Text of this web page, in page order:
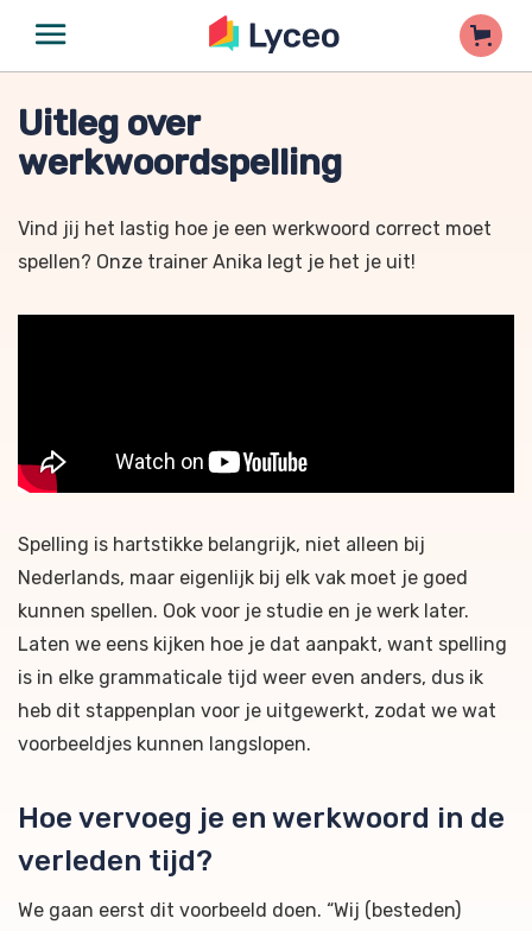
Uitleg over
werkwoordspelling
Vind jij het lastig hoe je een werkwoord correct moet
spellen? Onze trainer Anika legt je het je uit!
Spelling is hartstikke belangrijk, niet alleen bij
Nederlands, maar eigenlijk bij elk vak moet je goed
kunnen spellen. Ook voor je studie en je werk later.
Laten we eens kijken hoe je dat aanpakt, want spelling
is in elke grammaticale tijd weer even anders, dus ik
heb dit stappenplan voor je uitgewerkt, zodat we wat
voorbeeldjes kunnen langslopen.
Hoe vervoeg je en werkwoord in de
verleden tijd?
We gaan eerst dit voorbeeld doen. “Wij (besteden)